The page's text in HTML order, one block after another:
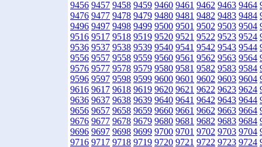
9456 9457 9458 9459 9460 9461 9462 9463 9464
9476 9477 9478 9479 9480 9481 9482 9483 9484
9496 9497 9498 9499 9500 9501 9502 9503 9504
9516 9517 9518 9519 9520 9521 9522 9523 9524
9536 9537 9538 9539 9540 9541 9542 9543 9544
9556 9557 9558 9559 9560 9561 9562 9563 9564
9576 9577 9578 9579 9580 9581 9582 9583 9584
9596 9597 9598 9599 9600 9601 9602 9603 9604
9616 9617 9618 9619 9620 9621 9622 9623 9624
9636 9637 9638 9639 9640 9641 9642 9643 9644
9656 9657 9658 9659 9660 9661 9662 9663 9664
9676 9677 9678 9679 9680 9681 9682 9683 9684
9696 9697 9698 9699 9700 9701 9702 9703 9704
9716 9717 9718 9719 9720 9721 9722 9723 9724